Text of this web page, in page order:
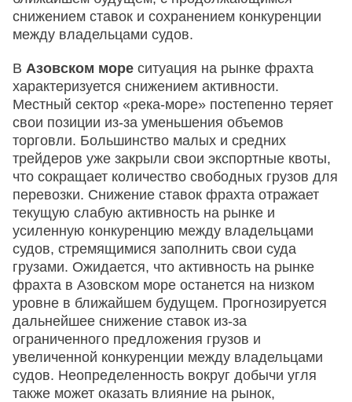
снижением ставок и сохранением конкуренции
между владельцами судов.
В Азовском море ситуация на рынке фрахта
характеризуется снижением активности.
Местный сектор «река-море» постепенно теряет
свои позиции из-за уменьшения объемов
торговли. Большинство малых и средних
трейдеров уже закрыли свои экспортные квоты,
что сокращает количество свободных грузов для
перевозки. Снижение ставок фрахта отражает
текущую слабую активность на рынке и
усиленную конкуренцию между владельцами
судов, стремящимися заполнить свои суда
грузами. Ожидается, что активность на рынке
фрахта в Азовском море останется на низком
уровне в ближайшем будущем. Прогнозируется
дальнейшее снижение ставок из-за
ограниченного предложения грузов и
увеличенной конкуренции между владельцами
судов. Неопределенность вокруг добычи угля
также может оказать влияние на рынок,